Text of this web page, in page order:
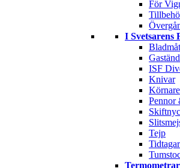
För
I Svetsarens
ISF
Knivar
Körnare
Tejp
Termometrar